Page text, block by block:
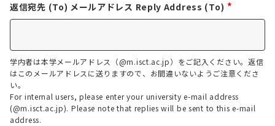
返信宛先 (To) メールアドレス Reply Address (To) *
学内者は本学メールアドレス（@m.isct.ac.jp）をご記入ください。返信
はこのメールアドレスに送りますので、お間違いないようご注意くださ
い。
For internal users, please enter your university e-mail address
(@m.isct.ac.jp). Please note that replies will be sent to this e-mail
address.